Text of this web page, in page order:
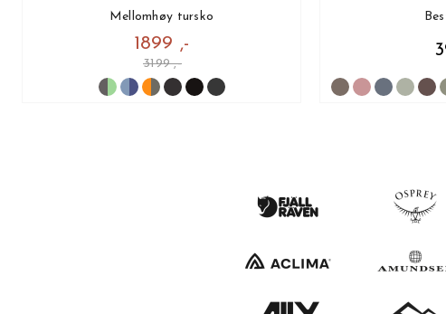
Mellomhøy tursko
1899 ,-
3199 ,-